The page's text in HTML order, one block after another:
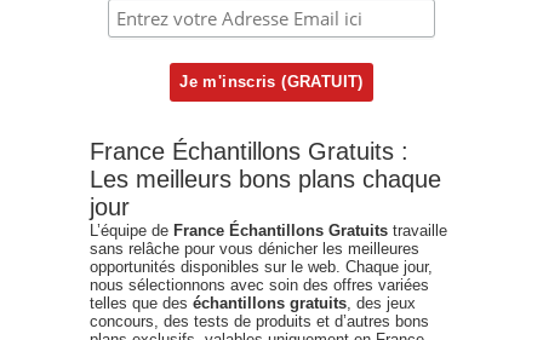
France Échantillons Gratuits :
Les meilleurs bons plans chaque
jour
L’équipe de France Échantillons Gratuits travaille
sans relâche pour vous dénicher les meilleures
opportunités disponibles sur le web. Chaque jour,
nous sélectionnons avec soin des offres variées
telles que des échantillons gratuits , des jeux
concours, des tests de produits et d’autres bons